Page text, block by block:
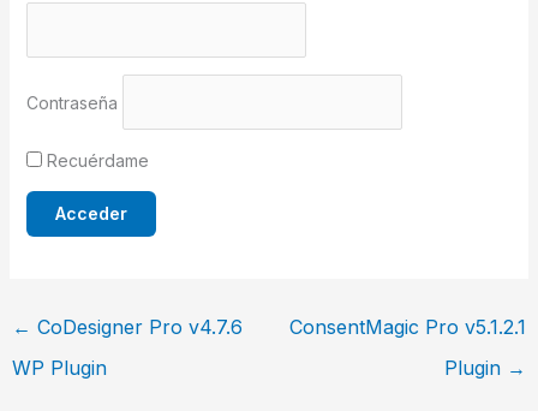
Contraseña
Recuérdame
← CoDesigner Pro v4.7.6
WP Plugin
ConsentMagic Pro v5.1.2.1
Plugin →